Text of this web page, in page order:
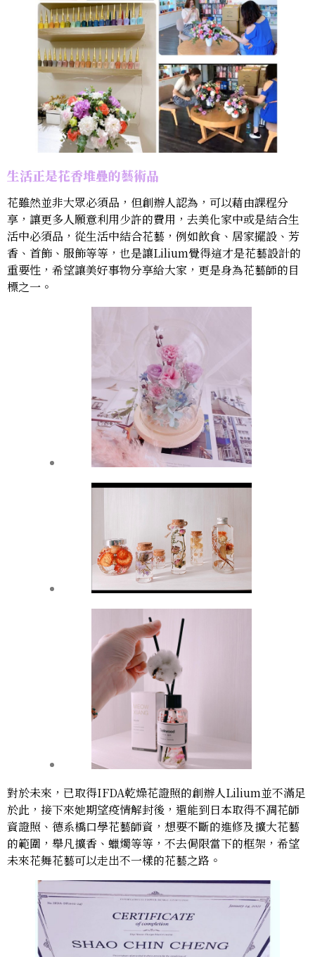
生活正是花香堆疊的藝術品
花雖然並非大眾必須品，但創辦人認為，可以藉由課程分
享，讓更多人願意利用少許的費用，去美化家中或是結合生
活中必須品，從生活中結合花藝，例如飲食、居家擺設、芳
香、首飾、服飾等等，也是讓Lilium覺得這才是花藝設計的
重要性，希望讓美好事物分享給大家，更是身為花藝師的目
標之一。
對於未來，已取得IFDA乾燥花證照的創辦人Lilium並不滿足
於此，接下來她期望疫情解封後，還能到日本取得不凋花師
資證照、德系橋口學花藝師資，想要不斷的進修及擴大花藝
的範圍，舉凡擴香、蠟燭等等，不去侷限當下的框架，希望
未來花舞花藝可以走出不一樣的花藝之路。